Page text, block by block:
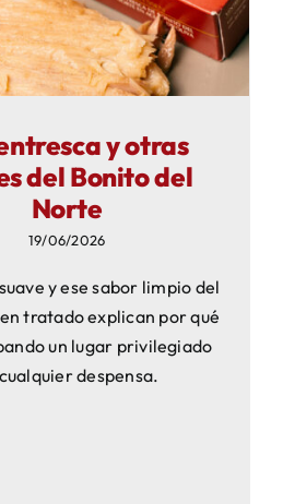
y otras
del Bonito del
Norte
19/06/2026
y ese sabor limpio del
tratado explican por qué
un lugar privilegiado
despensa.